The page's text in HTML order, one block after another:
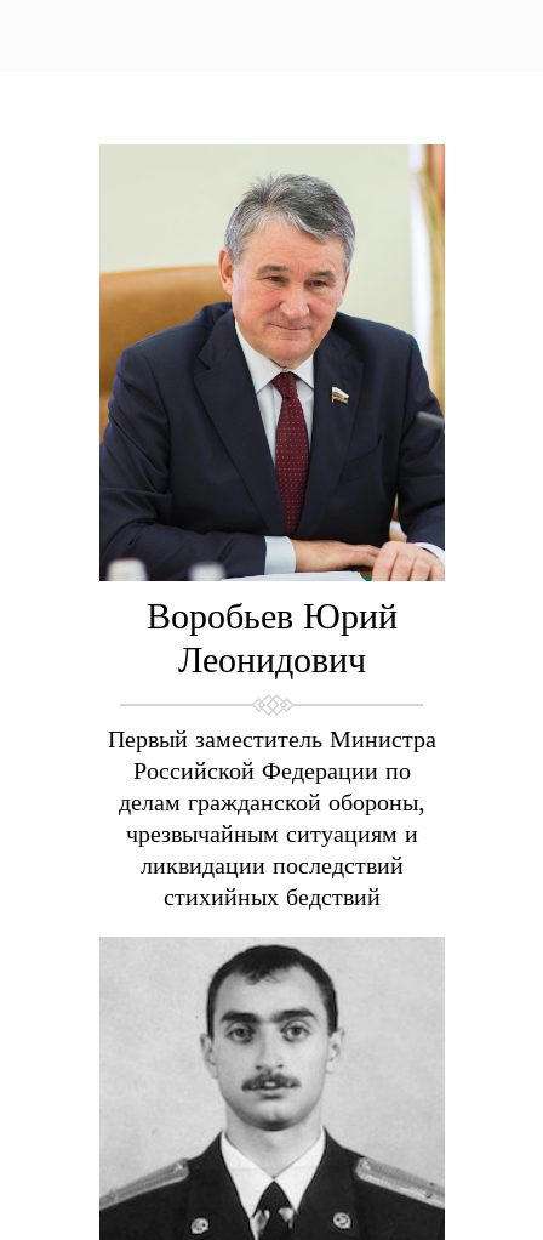
Воробьев Юрий
Леонидович
Первый заместитель Министра
Российской Федерации по
делам гражданской обороны,
чрезвычайным ситуациям и
ликвидации последствий
стихийных бедствий